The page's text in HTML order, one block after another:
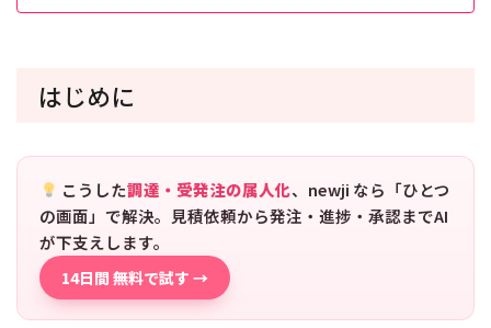
はじめに
こうした調達・受発注の属人化、newji なら「ひとつ
の画面」で解決。見積依頼から発注・進捗・承認までAI
が下支えします。
14日間 無料で試す →